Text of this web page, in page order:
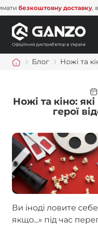
, вам залишилось
Блог Ножі та
Ножі та кіно:
герої
Ви іноді ловите
якщо...» під час